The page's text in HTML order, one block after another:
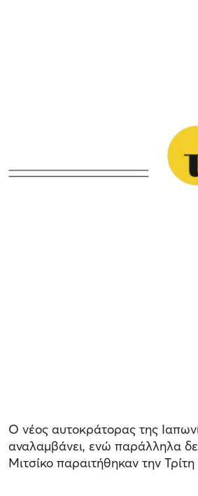
Ο νέος αυτοκράτορας της
αναλαμβάνει, ενώ παράλληλα
Μιτσίκο παραιτήθηκαν την